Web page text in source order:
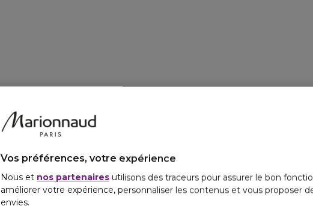
Vos préférences, votre expérience
Nous et nos partenaires utilisons des traceurs pour assurer le bon
améliorer votre expérience, personnaliser les contenus et vous proposer
envies.